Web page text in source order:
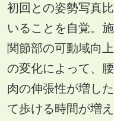
初回との姿勢写真
いることを自覚。
関節部の可動域向
の変化によって、
肉の伸張性が増し
て歩ける時間が増